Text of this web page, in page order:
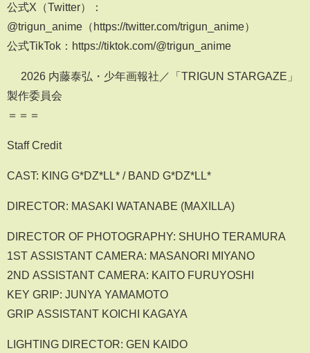
公式X（Twitter）：
@trigun_anime（https://twitter.com/trigun_anime）
公式TikTok：https://tiktok.com/@trigun_anime
© 2026 内藤泰弘・少年画報社／「TRIGUN STARGAZE」
製作委員会
＝＝＝
Staff Credit
CAST: KING G*DZ*LL* / BAND G*DZ*LL*
DIRECTOR: MASAKI WATANABE (MAXILLA)
DIRECTOR OF PHOTOGRAPHY: SHUHO TERAMURA
1ST ASSISTANT CAMERA: MASANORI MIYANO
2ND ASSISTANT CAMERA: KAITO FURUYOSHI
KEY GRIP: JUNYA YAMAMOTO
GRIP ASSISTANT KOICHI KAGAYA
LIGHTING DIRECTOR: GEN KAIDO